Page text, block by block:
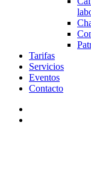
Tarifas
Servicios
Eventos
Contacto